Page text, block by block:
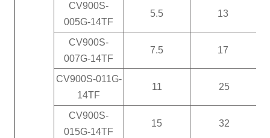
CV900S-
005G-14TF
5.5 13
CV900S-
007G-14TF
7.5 17
CV900S-011G-
14TF
11 25
CV900S-
015G-14TF
15 32